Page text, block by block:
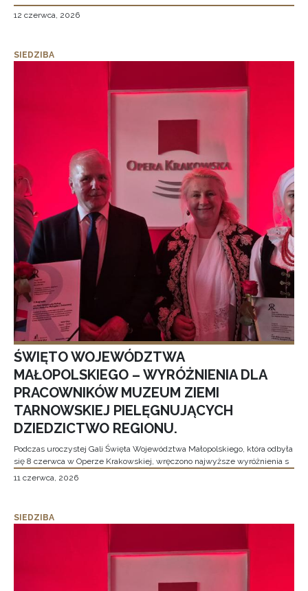
12 czerwca, 2026
SIEDZIBA
ŚWIĘTO WOJEWÓDZTWA
MAŁOPOLSKIEGO – WYRÓŻNIENIA DLA
PRACOWNIKÓW MUZEUM ZIEMI
TARNOWSKIEJ PIELĘGNUJĄCYCH
DZIEDZICTWO REGIONU.
Podczas uroczystej Gali Święta Województwa Małopolskiego, która odbyła
się 8 czerwca w Operze Krakowskiej, wręczono najwyższe wyróżnienia s
11 czerwca, 2026
SIEDZIBA